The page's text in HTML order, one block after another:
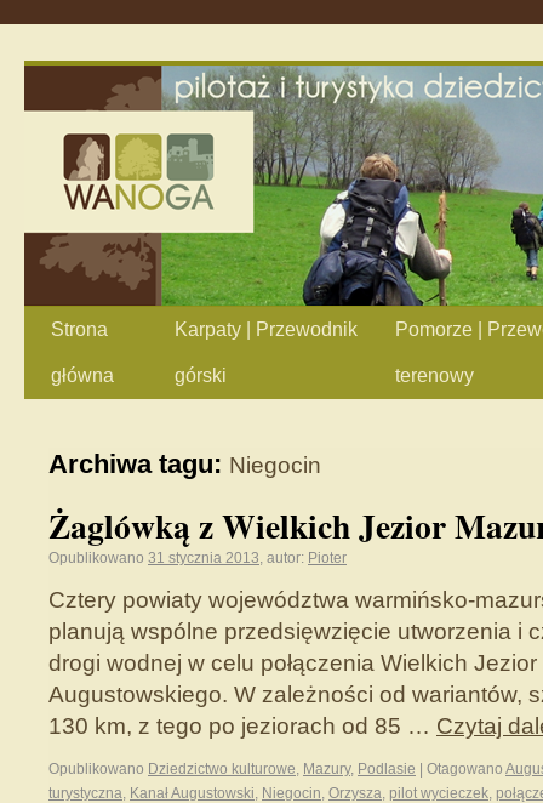
Strona
główna
Karpaty | Przewodnik
górski
Pomorze |
terenowy
Archiwa tagu: Niegocin
Żaglówką z Wielkich Jezior
Opublikowano 31 stycznia 2013, autor: Pioter
Cztery powiaty województwa warmińsko-
planują wspólne przedsięwzięcie utworzenia i
drogi wodnej w celu połączenia Wielkich
Augustowskiego. W zależności od wariantów,
130 km, z tego po jeziorach od 85 … Czytaj
Opublikowano Dziedzictwo kulturowe, Mazury, Podlasie Otagowano
turystyczna, Kanał Augustowski, Niegocin, Orzysza, pilot wycieczek,